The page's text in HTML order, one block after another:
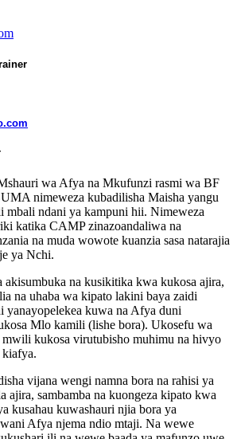
wa Afya na Mkufunzi rasmi wa BF
nimeweza kubadilisha Maisha yangu
mbali ndani ya kampuni hii. Nimeweza
katika CAMP zinazoandaliwa na
na muda wowote kuanzia sasa natarajia
ya Nchi.
na kusikitika kwa kukosa ajira,
na uhaba wa kipato lakini baya zaidi
yanayopelekea kuwa na Afya duni
Mlo kamili (lishe bora). Ukosefu wa
mwili kukosa virutubisho muhimu na hivyo
kiafya.
vijana wengi namna bora na rahisi ya
ajira, sambamba na kuongeza kipato kwa
kusahau kuwashauri njia bora ya
Afya njema ndio mtaji. Na wewe